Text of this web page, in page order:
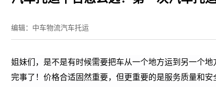
编辑：中车物流汽车托运
姐妹们，是不是有时候需要把车从一个地方运到另一个地
完事了！价格合适固然重要，但更重要的是服务质量和安